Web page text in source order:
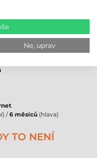
technické údaje pro podporu
/6 měsíců (hlava)
TO NENÍ
Ne, uprav